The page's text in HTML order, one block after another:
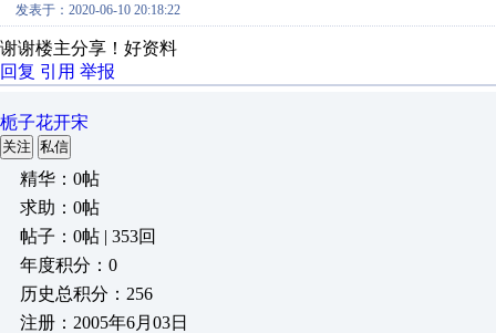
发表于：2020-06-10 20:18:22
谢谢楼主分享！好资料
回复 引用 举报
栀子花开宋
关注 私信
精华：0帖
求助：0帖
帖子：0帖 | 353回
年度积分：0
历史总积分：256
注册：2005年6月03日